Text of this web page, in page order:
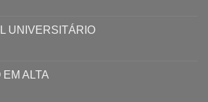
UNIVERSITÁRIO
ALTA